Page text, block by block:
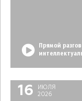
Прямой
16
ИЮЛЯ
2026